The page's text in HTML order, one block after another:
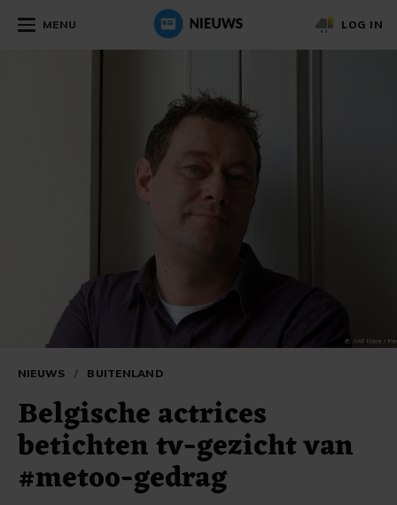
MENU LOG IN
NIEUWS / BUITENLAND
Belgische actrices
betichten tv-gezicht van
#metoo-gedrag